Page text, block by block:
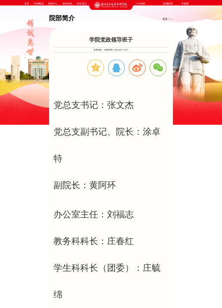
首页 学校概况 新闻中心 组织机构 招生就业 人才招聘 附属医院 专题网
院部简介 首页 ——
学院党政领导班子
文章来源 : 发布时间 : 2023-03-07 16:01
党总支书记：张文杰
党总支副书记、院长：涂卓
特
副院长：黄阿环
办公室主任：刘福志
教务科科长： 庄春红
学生科科长（团委）：庄毓
绵